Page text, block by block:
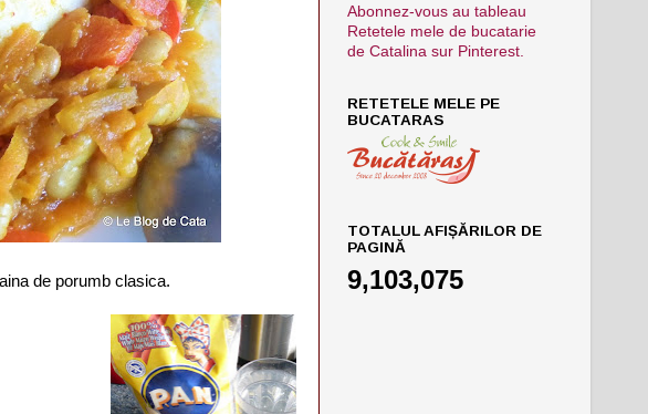
de porumb clasica.
Abonnez-vous au tableau
Retetele mele de bucatarie
de Catalina sur Pinterest.
RETETELE MELE PE
BUCATARAS
TOTALUL AFIȘĂRILOR DE
PAGINĂ
9,103,075